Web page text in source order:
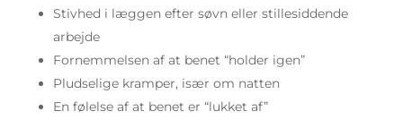
Stivhed i læggen efter søvn eller stillesiddende
arbejde
Fornemmelsen af at benet “holder igen”
Pludselige kramper, især om natten
En følelse af at benet er “lukket af”